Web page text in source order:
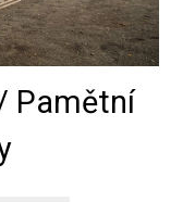
Pamětní